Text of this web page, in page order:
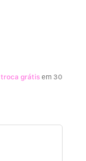
troca grátis em 30